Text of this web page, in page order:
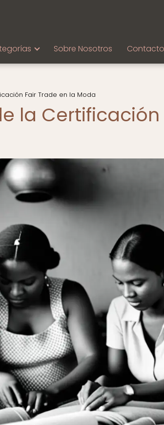
Sobre Nosotros Contacto
Fair Trade en la Moda
la Certificación